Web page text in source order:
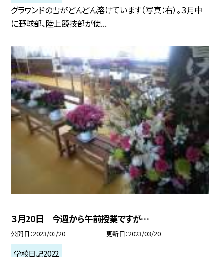
グラウンドの雪がどんどん溶けています（写真：右）。３月中
に野球部、陸上競技部が使...
３月20日 今週から午前授業ですが…
公開日 2023/03/20 更新日 2023/03/20
学校日記2022